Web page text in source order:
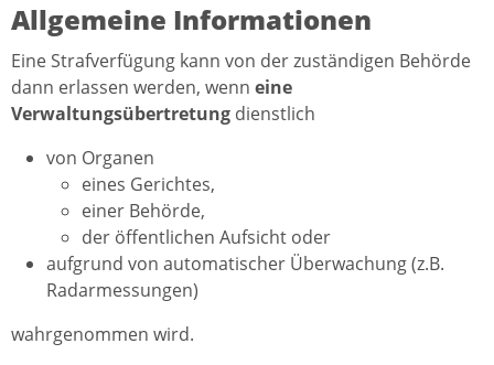
Allgemeine Informationen
Eine Strafverfügung kann von der zuständigen Behörde
dann erlassen werden, wenn eine
Verwaltungsübertretung dienstlich
von Organen
eines Gerichtes,
einer Behörde,
der öffentlichen Aufsicht oder
aufgrund von automatischer Überwachung (z.B.
Radarmessungen)
wahrgenommen wird.